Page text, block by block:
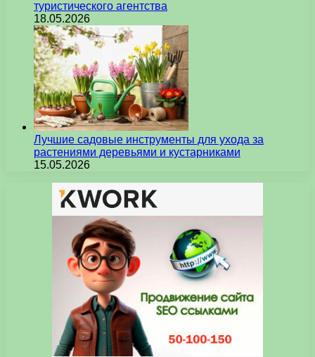
туристического агентства
18.05.2026
Лучшие садовые инструменты для ухода за
растениями деревьями и кустарниками
15.05.2026